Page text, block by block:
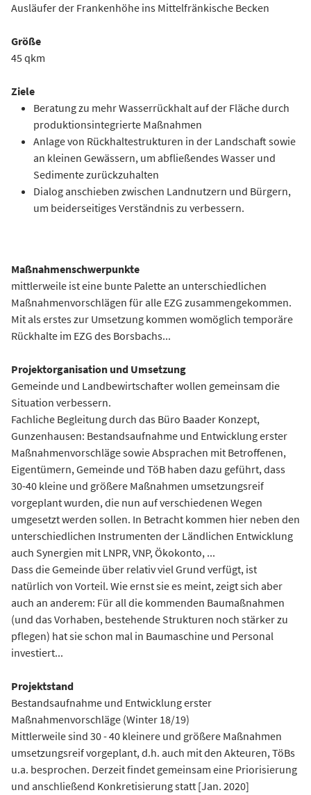
Ausläufer der Frankenhöhe ins Mittelfränkische Becken
Größe
45 qkm
Ziele
Beratung zu mehr Wasserrückhalt auf der Fläche durch
produktionsintegrierte Maßnahmen
Anlage von Rückhaltestrukturen in der Landschaft sowie
an kleinen Gewässern, um abfließendes Wasser und
Sedimente zurückzuhalten
Dialog anschieben zwischen Landnutzern und Bürgern,
um beiderseitiges Verständnis zu verbessern.
Maßnahmenschwerpunkte
mittlerweile ist eine bunte Palette an unterschiedlichen
Maßnahmenvorschlägen für alle EZG zusammengekommen.
Mit als erstes zur Umsetzung kommen womöglich temporäre
Rückhalte im EZG des Borsbachs...
Projektorganisation und Umsetzung
Gemeinde und Landbewirtschafter wollen gemeinsam die
Situation verbessern.
Fachliche Begleitung durch das Büro Baader Konzept,
Gunzenhausen: Bestandsaufnahme und Entwicklung erster
Maßnahmenvorschläge sowie Absprachen mit Betroffenen,
Eigentümern, Gemeinde und TöB haben dazu geführt, dass
30-40 kleine und größere Maßnahmen umsetzungsreif
vorgeplant wurden, die nun auf verschiedenen Wegen
umgesetzt werden sollen. In Betracht kommen hier neben den
unterschiedlichen Instrumenten der Ländlichen Entwicklung
auch Synergien mit LNPR, VNP, Ökokonto, ...
Dass die Gemeinde über relativ viel Grund verfügt, ist
natürlich von Vorteil. Wie ernst sie es meint, zeigt sich aber
auch an anderem: Für all die kommenden Baumaßnahmen
(und das Vorhaben, bestehende Strukturen noch stärker zu
pflegen) hat sie schon mal in Baumaschine und Personal
investiert...
Projektstand
Bestandsaufnahme und Entwicklung erster
Maßnahmenvorschläge (Winter 18/19)
Mittlerweile sind 30 - 40 kleinere und größere Maßnahmen
umsetzungsreif vorgeplant, d.h. auch mit den Akteuren, TöBs
u.a. besprochen. Derzeit findet gemeinsam eine Priorisierung
und anschließend Konkretisierung statt [Jan. 2020]